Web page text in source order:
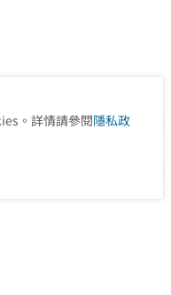
。詳情請參閱隱私政